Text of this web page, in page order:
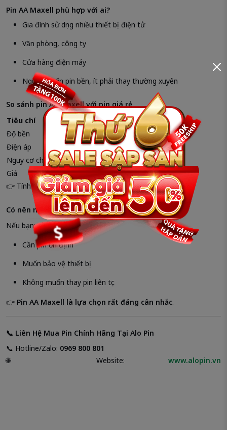
Pin AA Maxell phù hợp với ai?
Gia đình sử dụng nhiều thiết bị điện tử
Văn phòng, công ty
Cửa hàng điện máy
Người muốn pin bền, ít phải thay thường xuyên
So sánh pin AA Maxell với pin giá rẻ
Tiêu chí
Pin AA MaxellPin giá rẻ
Độ bền
Cao
Thấp
Điện áp
Ổn định
Không ổn định
Nguy cơ chảy pinThấp
Cao
Giá
Hợp lý
Rẻ nhưng nhanh hỏng
👉 Tính về lâu dài, pin AA Maxelltiết kiệm hơn.
Có nên mua pin AA Maxell không?
Nếu bạn:
Cần pin ổn định
Muốn bảo vệ thiết bị
Không muốn thay pin liên tục
👉 Pin AA Maxell là lựa chọn rất đáng cân nhắc.
📞 Liên Hệ Mua Pin Chính Hãng Tại Alo Pin
📞 Hotline/Zalo: 0969 800 801
🌐 Website: www.alopin.vn